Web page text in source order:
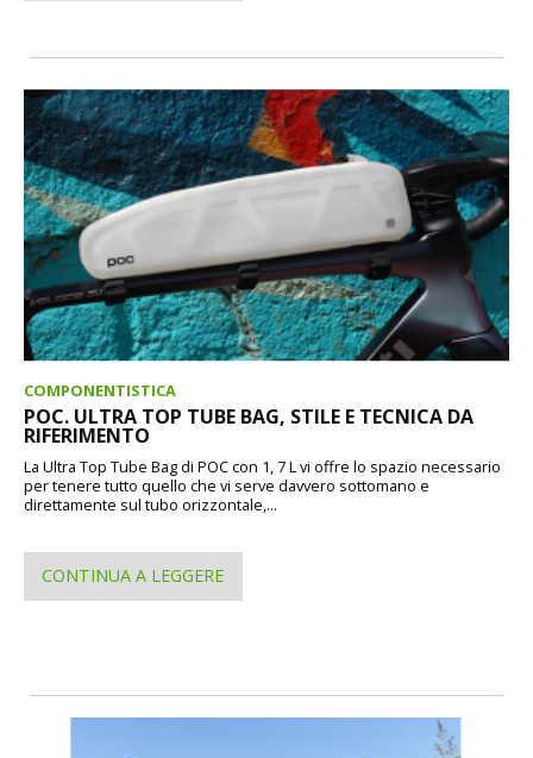
COMPONENTISTICA
POC. ULTRA TOP TUBE BAG, STILE E TECNICA DA
RIFERIMENTO
La Ultra Top Tube Bag di POC con 1, 7 L vi offre lo spazio necessario
per tenere tutto quello che vi serve davvero sottomano e
direttamente sul tubo orizzontale,...
CONTINUA A LEGGERE